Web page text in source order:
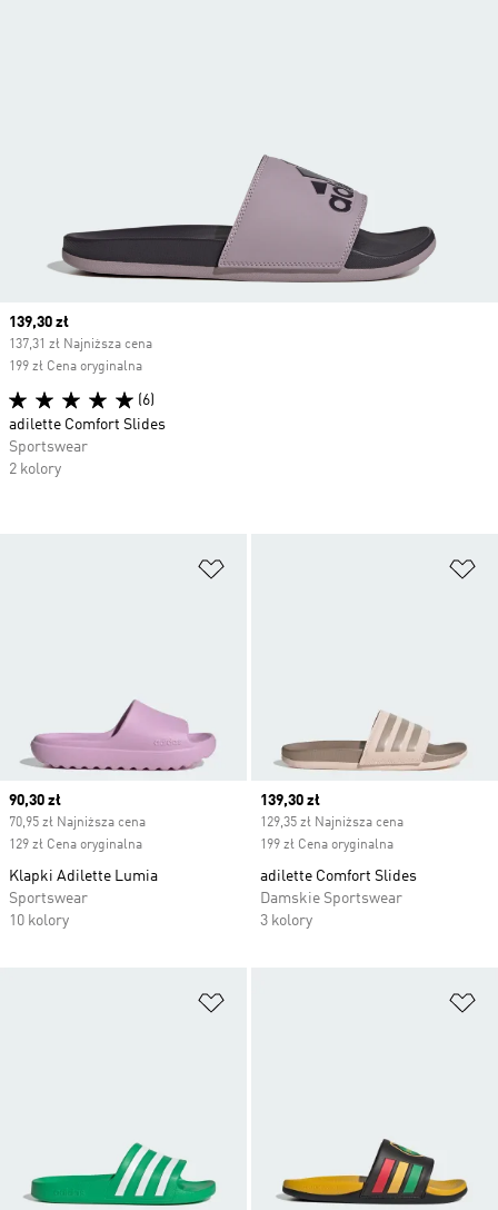
Current price
90,30 zł
70,95 zł Najniższa cena
129 zł Cena oryginalna
Klapki Adilette Lumia
Sportswear
10 kolory
Current price
139,30 zł
129,35 zł Najniższa cena
199 zł Cena oryginalna
adilette Comfort Slides
Damskie Sportswear
3 kolory
Current price
139,30 zł
137,31 zł Najniższa cena
199 zł Cena oryginalna
(6)
adilette Comfort Slides
Sportswear
2 kolory